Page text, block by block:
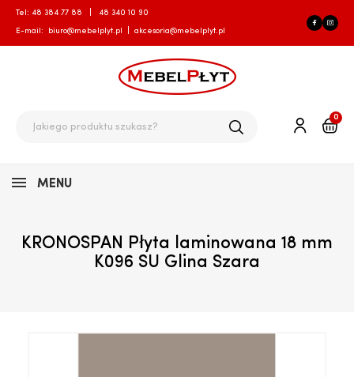
Tel: 48 384 77 88 48 340 10 90
E-mail: biuro@mebelplyt.pl akcesoria@mebelplyt.pl
0
MENU
KRONOSPAN Płyta laminowana 18 mm
K096 SU Glina Szara